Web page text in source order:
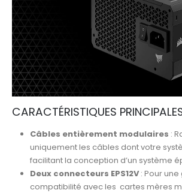
CARACTÉRISTIQUES
Câbles entièrement modulaires :
uniquement les câbles dont votre
facilitant la conception d’un système
Deux connecteurs EPS12V: Pour une
compatibilité avec les cartes mères